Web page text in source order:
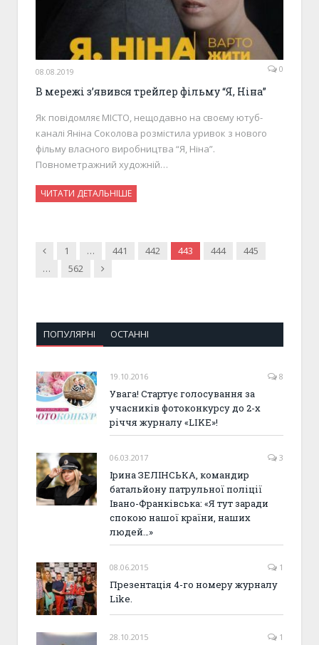
08.08.2019 0
В мережі з’явився трейлер фільму “Я, Ніна”
Як повідомляє МІСТО, нещодавно на своєму ютуб-
каналі Яніна Соколова розмістила уривок з нового
фільму власного виробництва “Я, Ніна”.
Повнометражний художній…
ЧИТАТИ ДЕТАЛЬНІШЕ
Previous
1 … 441 442 443 444
445
…
562 Next
ПОПУЛЯРНІ ОСТАННІ
19.10.2016 8
Увага! Стартує голосування за
учасників фотоконкурсу до 2-х
річчя журналу «LIKE»!
06.03.2017 3
Ірина ЗЕЛІНСЬКА, командир
батальйону патрульної поліції
Івано-Франківська: «Я тут заради
спокою нашої країни, наших
людей…»
08.06.2015 1
Презентація 4-го номеру журналу
Like.
28.10.2015 1